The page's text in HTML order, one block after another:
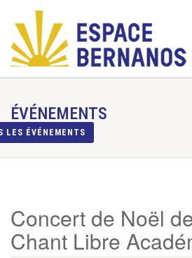
ÉVÉNEMENTS
LES ÉVÉNEMENTS
Concert de Noël
Chant Libre